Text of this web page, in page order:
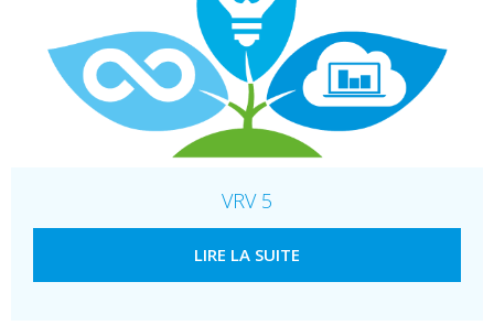
VRV 5
LIRE LA SUITE